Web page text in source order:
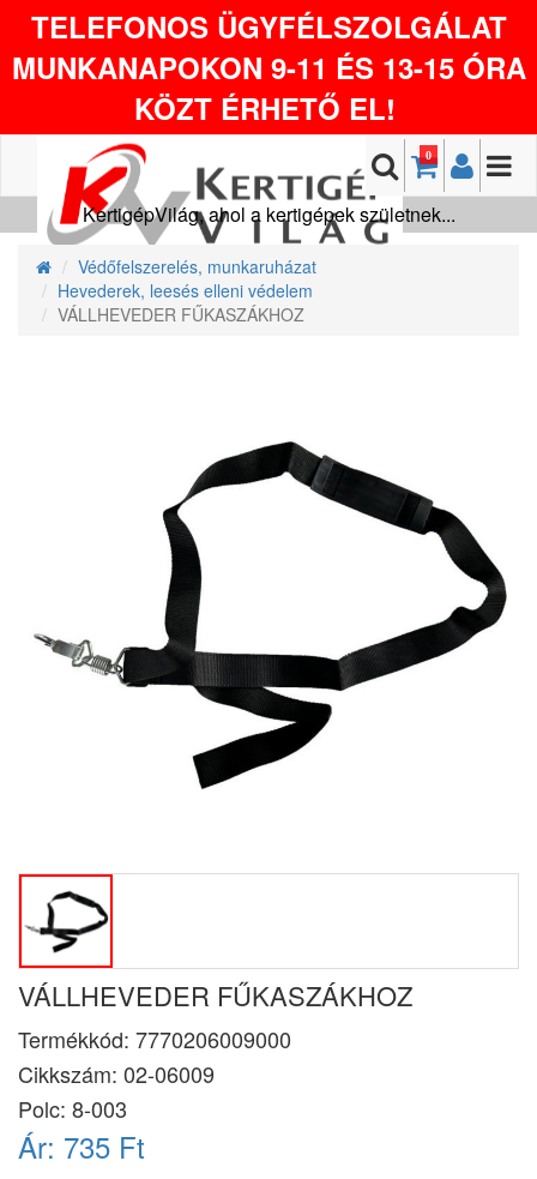
TELEFONOS ÜGYFÉLSZOLGÁLAT
MUNKANAPOKON 9-11 ÉS 13-15 ÓRA
KÖZT ÉRHETŐ EL!
0
KertigépVilág, ahol a kertigépek születnek...
Védőfelszerelés, munkaruházat
Hevederek, leesés elleni védelem
VÁLLHEVEDER FŰKASZÁKHOZ
VÁLLHEVEDER FŰKASZÁKHOZ
Termékkód: 7770206009000
Cikkszám: 02-06009
Polc: 8-003
Ár: 735 Ft